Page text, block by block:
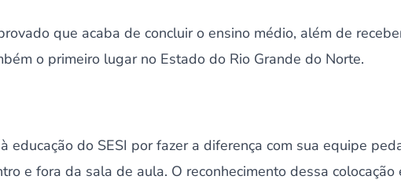
que acaba de concluir o ensino médio, além de
o primeiro lugar no Estado do Rio Grande do Norte.
educação do SESI por fazer a diferença com sua equipe
e fora da sala de aula. O reconhecimento dessa